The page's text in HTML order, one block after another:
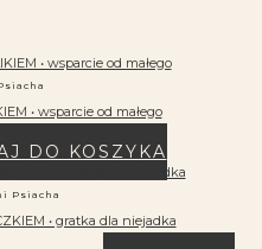
• wsparcie od małego
DO KOSZYKA
Psiacha
• gratka dla niejadka